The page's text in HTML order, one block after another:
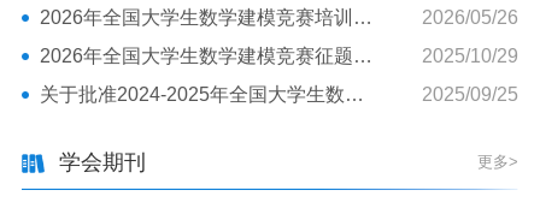
2026年全国大学生数学建模竞赛培训与应用研究研讨会第二次通知
2026/05/26
2026年全国大学生数学建模竞赛征题通知暨命题研讨会预通知
2025/10/29
关于批准2024-2025年全国大学生数学建模赛题后续研究课题的通告
2025/09/25
学会期刊 更多>